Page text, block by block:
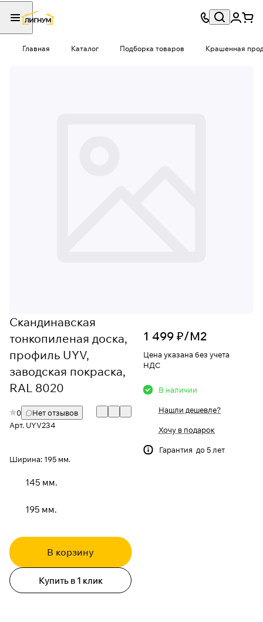
Главная Каталог Подборка товаров Крашенная
Скандинавская
тонкопиленая доска,
профиль UYV,
заводская покраска,
RAL 8020
0
Нет отзывов
Арт. UYV234
Ширина: 195 мм.
145 мм.
195 мм.
В корзину
Купить в 1 клик
1 499 ₽/М2
Цена указана без учета
НДС
В наличии
Нашли дешевле?
Хочу в подарок
Гарантия до 5 лет